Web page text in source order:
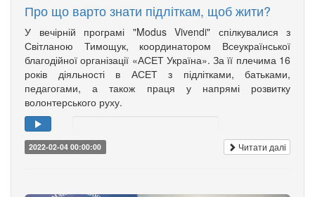
Про що варто знати підліткам, щоб жити?
У вечірній програмі "Modus Vivendi" спілкувалися з
Світланою Тимощук, координатором Всеукраїнської
благодійної організації «АСЕТ Україна». За її плечима 16
років діяльності в АСЕТ з підлітками, батьками,
педагогами, а також праця у напрямі розвитку
волонтерського руху.
2022-02-04 00:00:00 Читати далі